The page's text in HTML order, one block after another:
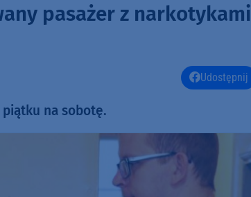
pasażer z narkotykami
Udostępnij
na sobotę.